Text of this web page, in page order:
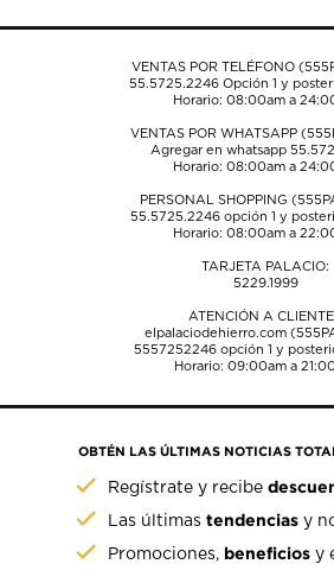
envío.envío.envío.envío.envío.
VENTAS POR TELÉFONO
55.5725.2246Opción 1 y
Horario: 08:00am a
VENTAS POR WHATSAPP
Agregar en whatsapp
Horario: 08:00am a
PERSONAL SHOPPING
55.5725.2246opción 1 y
Horario: 08:00am a
TARJETA PALACIO:
5229.1999
ATENCIÓN A
elpalaciodehierro.com
5557252246opción 1 y
Horario: 09:00am a
OBTÉN LAS ÚLTIMAS NOTICIAS
Regístrate y recibe
Las últimastendencias y
Promociones, beneficios y